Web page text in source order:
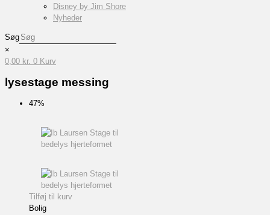
Disney by Jim Shore
Nyheder
Søg
×
0,00 kr. 0 Kurv
lysestage messing
47%
Tilføj til kurv
Bolig